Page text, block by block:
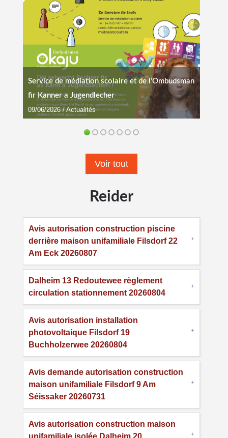
Service de médiation scolaire et de l’Ombudsman
fir Kanner a Jugendlecher
09/06/2026/Actualités
Voir tout
Reider
Avis autorisation construction piscine
derrière maison unifamiliale Filsdorf 22
Am Eck 20260807
Dalheim 13 Redoutewee règlement
circulation stationnement 20260804
Avis autorisation installation
photovoltaique Filsdorf 19
Buchholzerwee 20260804
Avis demande autorisation construction
maison unifamiliale Filsdorf 9 Am
Séissaker 20260731
Avis autorisation construction maison